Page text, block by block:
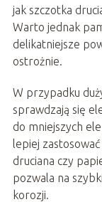
jak szczotka
Warto jednak
delikatniejsze
ostrożnie.
W przypadku
sprawdzają się
do mniejszych
lepiej
druciana czy
pozwala na
korozji.